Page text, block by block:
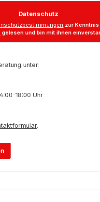
Datenschutz
zur
gelesen und bin mit ihnen
unter:
18:00 Uhr
.